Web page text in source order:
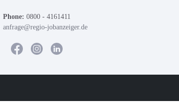
Phone: 0800 - 4161411
anfrage@regio-jobanzeiger.de